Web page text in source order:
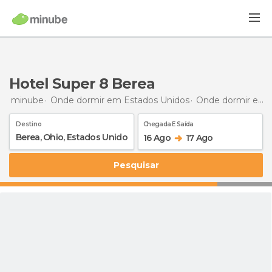
Hotel Super 8 Berea
minube Onde dormir em Estados Unidos Onde dormir em Ohio
Destino Chegada E Saída
16 Ago 17 Ago
Pesquisar